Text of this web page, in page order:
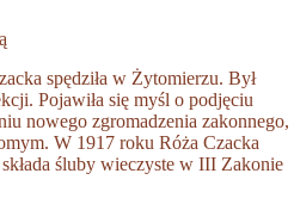
spędziła w Żytomierzu. Był
Pojawiła się myśl o podjęciu
nowego zgromadzenia zakonnego,
W 1917 roku Róża Czacka
śluby wieczyste w III Zakonie